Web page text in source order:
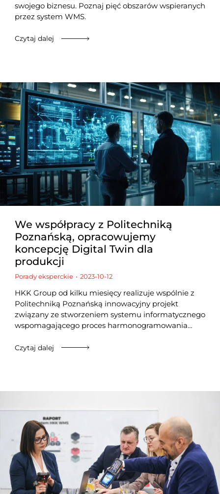
swojego biznesu. Poznaj pięć obszarów wspieranych
przez system WMS.
Czytaj dalej
We współpracy z Politechniką
Poznańską, opracowujemy
koncepcję Digital Twin dla
produkcji
Porady eksperckie 2023-10-12
HKK Group od kilku miesięcy realizuje wspólnie z
Politechniką Poznańską innowacyjny projekt
związany ze stworzeniem systemu informatycznego
wspomagającego proces harmonogramowania…
Czytaj dalej